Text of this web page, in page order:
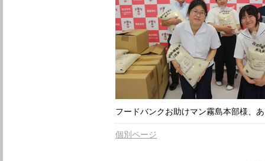
フードバンクお助けマン霧島本部様、
個別ページ